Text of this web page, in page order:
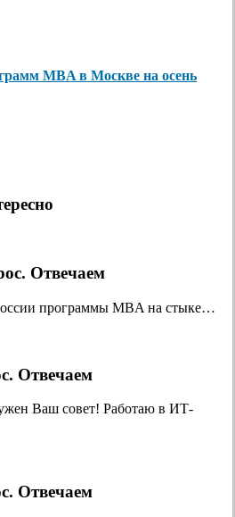
MBA в Москве на осень
Отвечаем
программы MBA на стыке…
Отвечаем
Ваш совет! Работаю в ИТ-
Отвечаем